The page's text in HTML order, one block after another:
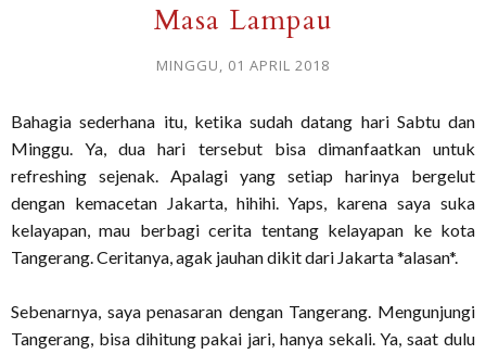
Masa Lampau
MINGGU, 01 APRIL 2018
Bahagia sederhana itu, ketika sudah datang hari Sabtu dan
Minggu. Ya, dua hari tersebut bisa dimanfaatkan untuk
refreshing sejenak. Apalagi yang setiap harinya bergelut
dengan kemacetan Jakarta, hihihi. Yaps, karena saya suka
kelayapan, mau berbagi cerita tentang kelayapan ke kota
Tangerang. Ceritanya, agak jauhan dikit dari Jakarta *alasan*.
Sebenarnya, saya penasaran dengan Tangerang. Mengunjungi
Tangerang, bisa dihitung pakai jari, hanya sekali. Ya, saat dulu